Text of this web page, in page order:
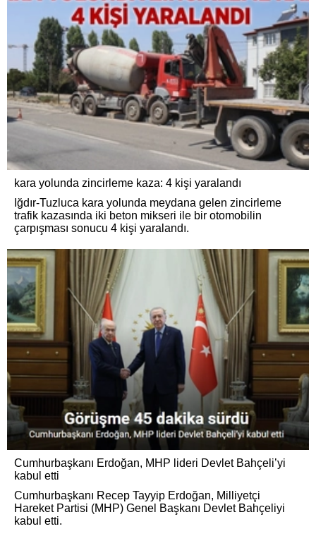
kara yolunda zincirleme kaza: 4 kişi yaralandı
Iğdır-Tuzluca kara yolunda meydana gelen zincirleme
trafik kazasında iki beton mikseri ile bir otomobilin
çarpışması sonucu 4 kişi yaralandı.
Cumhurbaşkanı Erdoğan, MHP lideri Devlet Bahçeli’yi
kabul etti
Cumhurbaşkanı Recep Tayyip Erdoğan, Milliyetçi
Hareket Partisi (MHP) Genel Başkanı Devlet Bahçeliyi
kabul etti.